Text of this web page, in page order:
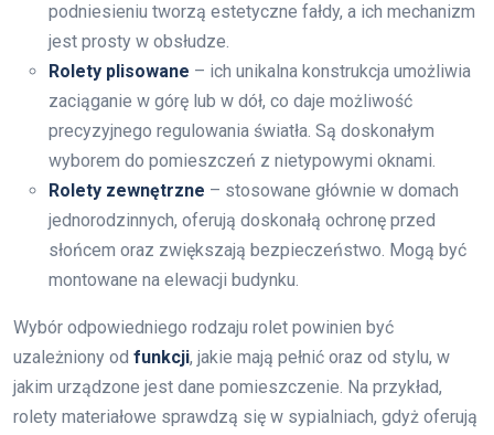
podniesieniu tworzą estetyczne fałdy, a ich mechanizm
jest prosty w obsłudze.
Rolety plisowane – ich unikalna konstrukcja umożliwia
zaciąganie w górę lub w dół, co daje możliwość
precyzyjnego regulowania światła. Są doskonałym
wyborem do pomieszczeń z nietypowymi oknami.
Rolety zewnętrzne – stosowane głównie w domach
jednorodzinnych, oferują doskonałą ochronę przed
słońcem oraz zwiększają bezpieczeństwo. Mogą być
montowane na elewacji budynku.
Wybór odpowiedniego rodzaju rolet powinien być
uzależniony od funkcji, jakie mają pełnić oraz od stylu, w
jakim urządzone jest dane pomieszczenie. Na przykład,
rolety materiałowe sprawdzą się w sypialniach, gdyż oferują